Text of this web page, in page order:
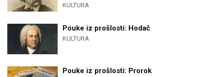
KULTURA
Pouke iz prošlosti: Hodač
KULTURA
Pouke iz prošlosti: Prorok